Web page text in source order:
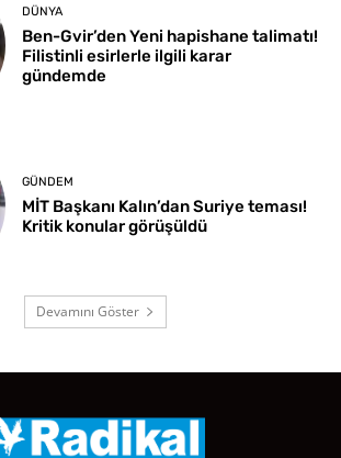
DÜNYA
Ben-Gvir’den Yeni hapishane talimatı!
Filistinli esirlerle ilgili karar
gündemde
GÜNDEM
MİT Başkanı Kalın’dan Suriye teması!
Kritik konular görüşüldü
Devamını Göster